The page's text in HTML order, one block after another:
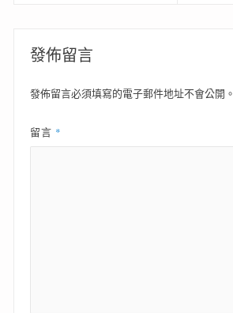
覽
發佈留言
發佈留言必須填寫的電子郵件地址不會公開。
留言 *